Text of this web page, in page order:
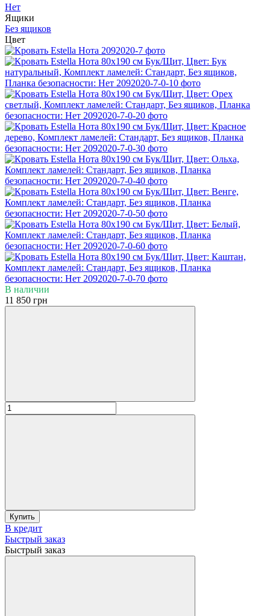
Нет
Ящики
Без ящиков
Цвет
В наличии
11 850 грн
Купить
В кредит
Быстрый заказ
Быстрый заказ